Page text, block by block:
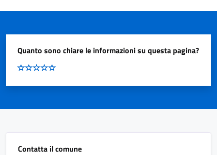
Quanto sono chiare le informazioni su questa pagina?
Contatta il comune